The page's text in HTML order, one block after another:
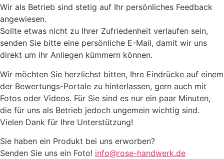
Wir als Betrieb sind stetig auf Ihr persönliches Feedback
angewiesen.
Sollte etwas nicht zu Ihrer Zufriedenheit verlaufen sein,
senden Sie bitte eine persönliche E-Mail, damit wir uns
direkt um ihr Anliegen kümmern können.
Wir möchten Sie herzlichst bitten, Ihre Eindrücke auf einem
der Bewertungs-Portale zu hinterlassen, gern auch mit
Fotos oder Videos. Für Sie sind es nur ein paar Minuten,
die für uns als Betrieb jedoch ungemein wichtig sind.
Vielen Dank für Ihre Unterstützung!
Sie haben ein Produkt bei uns erworben?
Senden Sie uns ein Foto! info@rose-handwerk.de